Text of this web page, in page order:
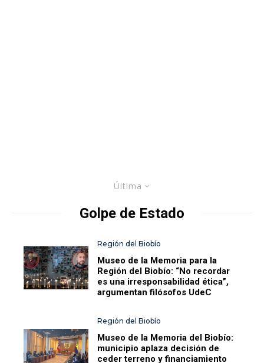
Última
Golpe de Estado
Región del Biobío
Museo de la Memoria para la
Región del Biobío: “No recordar
es una irresponsabilidad ética”,
argumentan filósofos UdeC
Región del Biobío
Museo de la Memoria del Biobío:
municipio aplaza decisión de
ceder terreno y financiamiento